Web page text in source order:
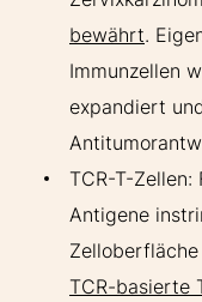
bewährt.
Immunzellen
expandiert
TCR-T-Zellen:
Antigene
TCR-basierte